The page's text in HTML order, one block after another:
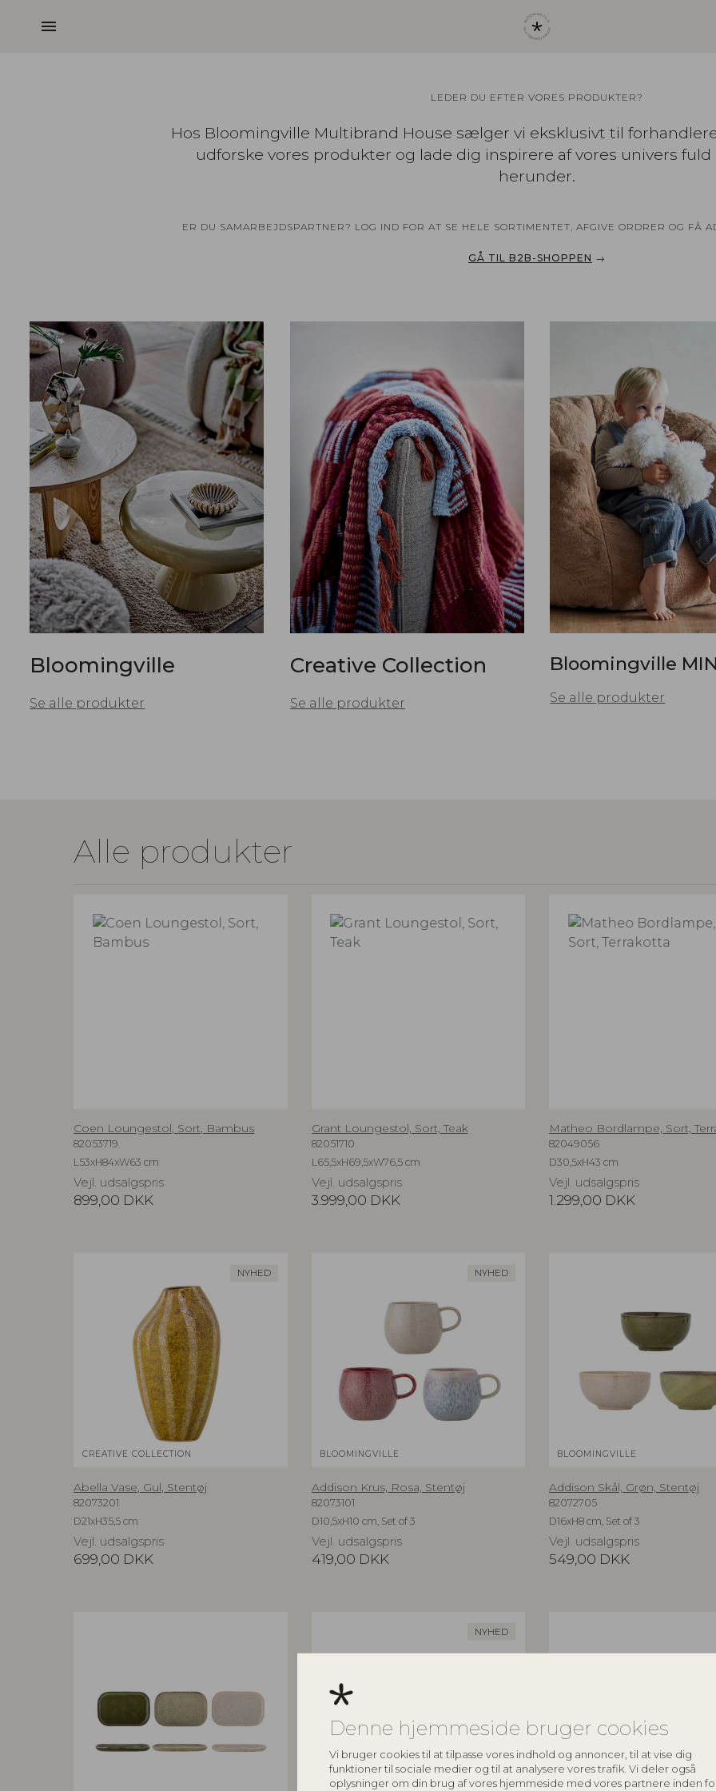
Denne hjemmeside bruger cookies
Vi bruger cookies til at tilpasse vores indhold og annoncer, til at vise dig
funktioner til sociale medier og til at analysere vores trafik. Vi deler også
oplysninger om din brug af vores hjemmeside med vores partnere inden
menu
LEDER DU EFTER VORES PRODUKTER?
Hos Bloomingville Multibrand House sælger vi eksklusivt til
udforske vores produkter og lade dig inspirere af vores univers
herunder.
ER DU SAMARBEJDSPARTNER? LOG IND FOR AT SE HELE SORTIMENTET, AFGIVE ORDRER OG FÅ
GÅ TIL B2B-SHOPPEN →
Bloomingville
Se alle produkter
Creative Collection
Se alle produkter
Bloomingville
Se alle produkter
Alle produkter
Coen Loungestol, Sort, Bambus
82053719
L53xH84xW63 cm
Vejl. udsalgspris
899,00 DKK
Grant Loungestol, Sort, Teak
82051710
L65,5xH69,5xW76,5 cm
Vejl. udsalgspris
3.999,00 DKK
Matheo Bordlampe, Sort,
82049056
D30,5xH43 cm
Vejl. udsalgspris
1.299,00 DKK
NYHED
CREATIVE COLLECTION
Abella Vase, Gul, Stentøj
82073201
D21xH35,5 cm
Vejl. udsalgspris
699,00 DKK
NYHED
BLOOMINGVILLE
Addison Krus, Rosa, Stentøj
82073101
D10,5xH10 cm, Set of 3
Vejl. udsalgspris
419,00 DKK
BLOOMINGVILLE
Addison Skål, Grøn, Stentøj
82072705
D16xH8 cm, Set of 3
Vejl. udsalgspris
549,00 DKK
NYHED